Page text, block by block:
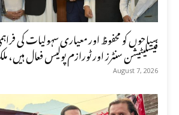
سیاحوں کو محفوظ اور معیاری سہولیات کی
فیسلیٹیشن سنٹرز اور ٹورازم پولیس فعال
August 7, 2026